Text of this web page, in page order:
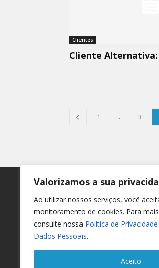
Valorizamos a sua
Ao utilizar nossos serviços, você
monitoramento de cookies. Para
consulte nossa Política de Privacidade
Dados Pessoais.
Aceito
Clientes
Cliente
1 ... 3